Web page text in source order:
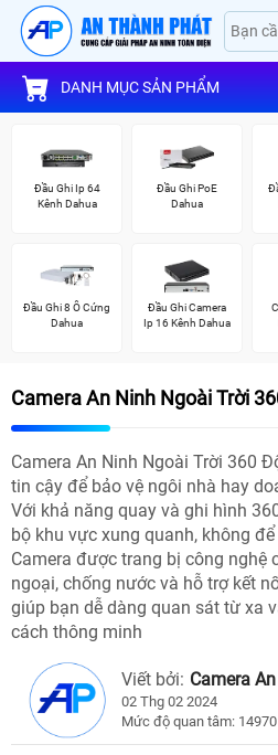
DANH MỤC SẢN PHẨM
Đầu Ghi Ip 64
Kênh Dahua
Đầu Ghi PoE
Dahua
Đầu Ghi 8 Ổ Cứng
Dahua
Đầu Ghi Camera
Ip 16 Kênh Dahua
Camera An Ninh Ngoài Trời
Camera An Ninh Ngoài Trời 360
tin cậy để bảo vệ ngôi nhà hay
Với khả năng quay và ghi hình
bộ khu vực xung quanh, không
Camera được trang bị công nghệ
ngoại, chống nước và hỗ trợ kết
giúp bạn dễ dàng quan sát từ xa
cách thông minh
Viết bởi: Camera
02 Thg 02 2024
Mức độ quan tâm: 14970